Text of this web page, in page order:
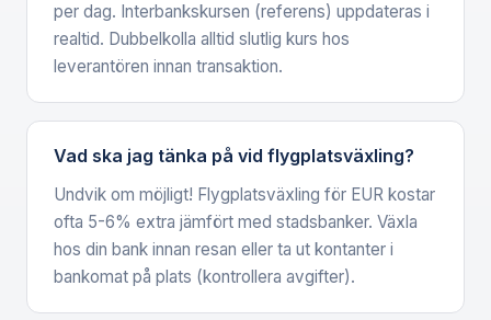
per dag. Interbankskursen (referens) uppdateras i
realtid. Dubbelkolla alltid slutlig kurs hos
leverantören innan transaktion.
Vad ska jag tänka på vid flygplatsväxling?
Undvik om möjligt! Flygplatsväxling för EUR kostar
ofta 5-6% extra jämfört med stadsbanker. Växla
hos din bank innan resan eller ta ut kontanter i
bankomat på plats (kontrollera avgifter).